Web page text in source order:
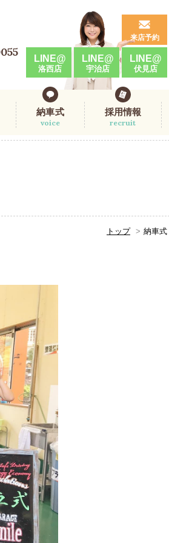
来店予約
LINE@
洛西店
LINE@
宇治店
LINE@
伏見店
納車式
voice
採用情報
recruit
トップ 納車式